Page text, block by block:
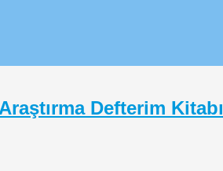
Defterim Kitabı